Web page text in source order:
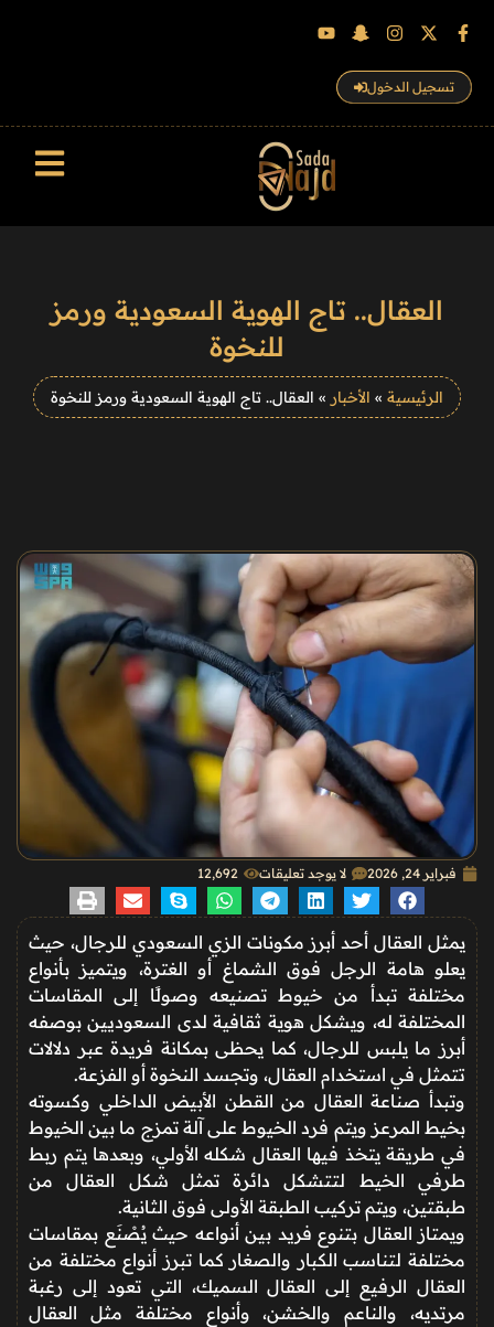
تسجيل الدخول
العقال.. تاج الهوية السعودية ورمز
للنخوة
الرئيسية » الأخبار » العقال.. تاج الهوية السعودية ورمز للنخوة
فبراير 24, 2026 لا يوجد تعليقات 12٬692
يمثل العقال أحد أبرز مكونات الزي السعودي للرجال، حيث
يعلو هامة الرجل فوق الشماغ أو الغترة، ويتميز بأنواع
مختلفة تبدأ من خيوط تصنيعه وصولًا إلى المقاسات
المختلفة له، ويشكل هوية ثقافية لدى السعوديين بوصفه
أبرز ما يلبس للرجال، كما يحظى بمكانة فريدة عبر دلالات
تتمثل في استخدام العقال، وتجسد النخوة أو الفزعة.
وتبدأ صناعة العقال من القطن الأبيض الداخلي وكسوته
بخيط المرعز ويتم فرد الخيوط على آلة تمزج ما بين الخيوط
في طريقة يتخذ فيها العقال شكله الأولي، وبعدها يتم ربط
طرفي الخيط لتتشكل دائرة تمثل شكل العقال من
طبقتين، ويتم تركيب الطبقة الأولى فوق الثانية.
ويمتاز العقال بتنوع فريد بين أنواعه حيث يُصْنَع بمقاسات
مختلفة لتناسب الكبار والصغار كما تبرز أنواع مختلفة من
العقال الرفيع إلى العقال السميك، التي تعود إلى رغبة
مرتديه، والناعم والخشن، وأنواع مختلفة مثل العقال